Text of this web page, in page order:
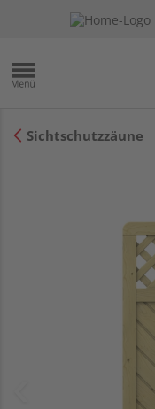
Sichtschutzzäune